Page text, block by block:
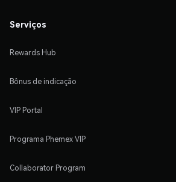
Serviços
Rewards Hub
Bônus de indicação
VIP Portal
Programa Phemex VIP
Collaborator Program